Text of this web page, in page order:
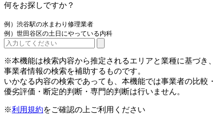
何をお探しですか？
例）渋谷駅の水まわり修理業者
例）世田谷区の土日にやっている内科
※本機能は検索内容から推定されるエリアと業種に基づき、
事業者情報の検索を補助するものです。
いかなる内容の検索であっても、本機能では事業者の比較・
優劣評価・断定的判断・専門的判断は行いません。
※利用規約をご確認の上ご利用ください